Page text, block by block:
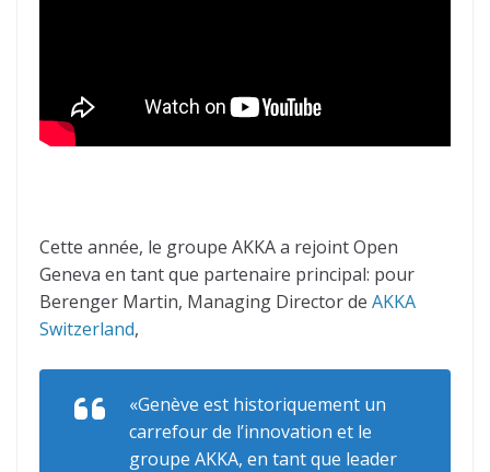
Cette année, le groupe AKKA a rejoint Open
Geneva en tant que partenaire principal: pour
Berenger Martin, Managing Director de AKKA
Switzerland,
«Genève est historiquement un
carrefour de l’innovation et le
groupe AKKA, en tant que leader